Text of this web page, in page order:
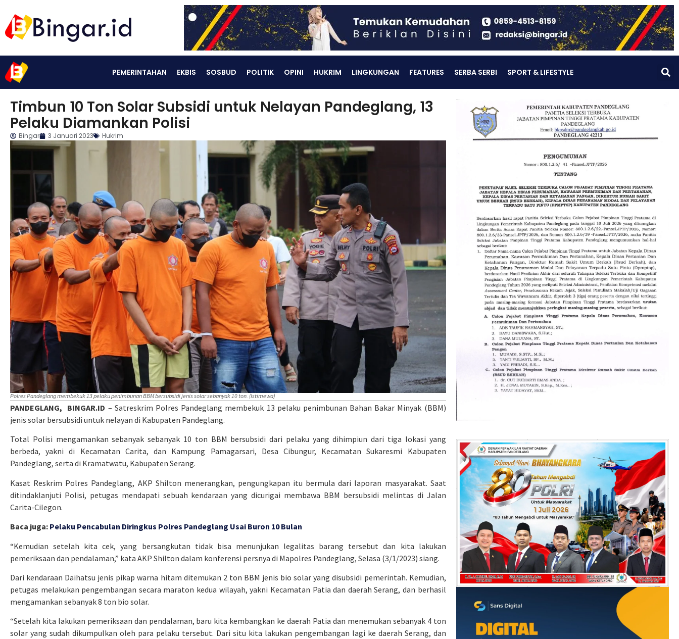
PEMERINTAHAN EKBIS SOSBUD POLITIK OPINI HUKRIM LINGKUNGAN FEATURES SERBA SERBI SPORT & LIFESTYLE
Timbun 10 Ton Solar Subsidi untuk Nelayan Pandeglang, 13
Pelaku Diamankan Polisi
Bingar 3 Januari 2023 Hukrim
Polres Pandeglang membekuk 13 pelaku penimbunan BBM bersubsidi jenis solar sebanyak 10 ton. (Istimewa)
PANDEGLANG, BINGAR.ID – Satreskrim Polres Pandeglang membekuk 13 pelaku penimbunan Bahan Bakar Minyak (BBM)
jenis solar bersubsidi untuk nelayan di Kabupaten Pandeglang.
Total Polisi mengamankan sebanyak sebanyak 10 ton BBM bersubsidi dari pelaku yang dihimpiun dari tiga lokasi yang
berbeda, yakni di Kecamatan Carita, dan Kampung Pamagarsari, Desa Cibungur, Kecamatan Sukaresmi Kabupaten
Pandeglang, serta di Kramatwatu, Kabupaten Serang.
Kasat Reskrim Polres Pandeglang, AKP Shilton menerangkan, pengungkapan itu bermula dari laporan masyarakat. Saat
ditindaklanjuti Polisi, petugas mendapati sebuah kendaraan yang dicurigai membawa BBM bersubsidi melintas di Jalan
Carita-Cilegon.
Baca juga: Pelaku Pencabulan Diringkus Polres Pandeglang Usai Buron 10 Bulan
“Kemudian setelah kita cek, yang bersangkutan tidak bisa menunjukan legalitas barang tersebut dan kita lakukan
pemeriksaan dan pendalaman,” kata AKP Shilton dalam konferensi persnya di Mapolres Pandeglang, Selasa (3/1/2023) siang.
Dari kendaraan Daihatsu jenis pikap warna hitam ditemukan 2 ton BBM jenis bio solar yang disubsidi pemerintah. Kemudian,
petugas melakukan pengembangan secara maraton kedua wilayah, yakni Kecamatan Patia dan daerah Serang, dan berhasil
mengamankan sebanyak 8 ton bio solar.
“Setelah kita lakukan pemeriksaan dan pendalaman, baru kita kembangkan ke daerah Patia dan menemukan sebanyak 4 ton
solar yang sudah dikumpulkan oleh para pelaku tersebut. Dari situ kita lakukan pengembangan lagi ke daerah Serang, dan